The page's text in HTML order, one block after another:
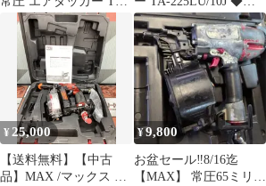
35A/1022J
備済み◆ガンメタ仕
様！
¥ 25,000
【送料無料】【中古
品】MAX /マックス Ｈ
¥9,800
お盆セール‼️8/16迄
【MAX】 常圧65ミリ釘